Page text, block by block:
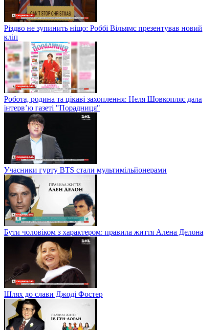
Різдво не зупинить ніщо: Роббі Вільямс презентував новий
кліп
Робота, родина та цікаві захоплення: Неля Шовкопляс дала
інтерв’ю газеті "Порадниця"
Учасники гурту BTS стали мультимільйонерами
Бути чоловіком з характером: правила життя Алена Делона
Шлях до слави Джоді Фостер